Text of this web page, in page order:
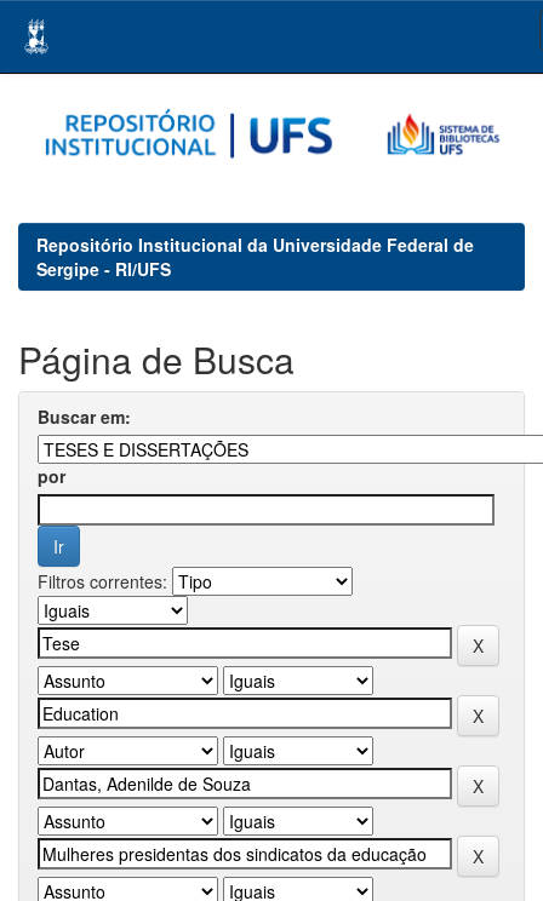
navigation
Repositório Institucional da Universidade Federal de
Sergipe - RI/UFS
Página de Busca
Buscar em:
por
Filtros correntes: